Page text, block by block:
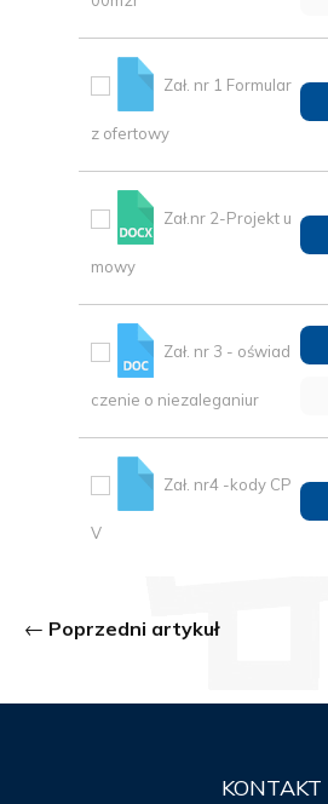
Zał. nr 1 Formular
z ofertowy
Zał.nr 2-Projekt u
mowy
Zał. nr 3 - oświad
czenie o niezaleganiur
Zał. nr4 -kody CP
V
Poprzedni artykuł
KONTAKT